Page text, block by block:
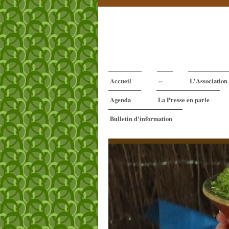
Accueil -- L'Association
Agenda La Presse en parle
Bulletin d'information